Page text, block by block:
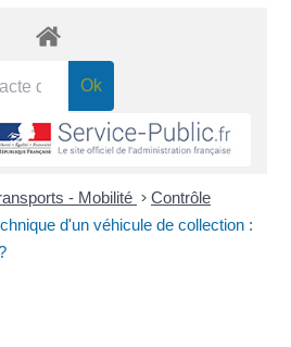
- Mobilité > Contrôle
d'un véhicule de collection :